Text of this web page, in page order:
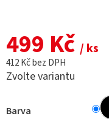
499 Kč / ks
412 Kč bez DPH
Zvolte variantu
Barva